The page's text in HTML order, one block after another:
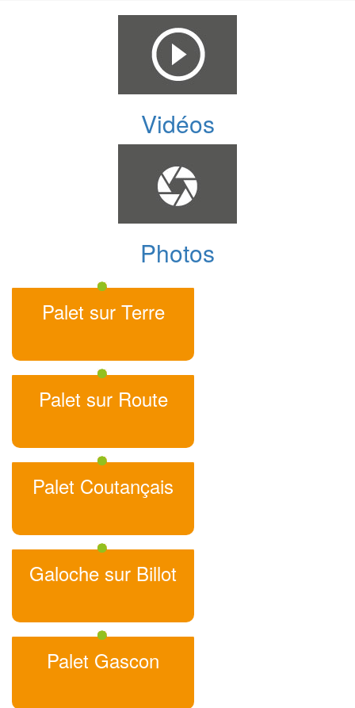
Vidéos
Photos
Palet sur Terre
Palet sur Route
Palet Coutançais
Galoche sur Billot
Palet Gascon